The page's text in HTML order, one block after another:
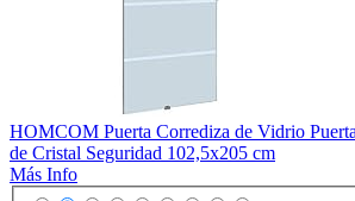
HOMCOM Puerta Corrediza de Vidrio
de Cristal Seguridad 102,5x205 cm
Más Info